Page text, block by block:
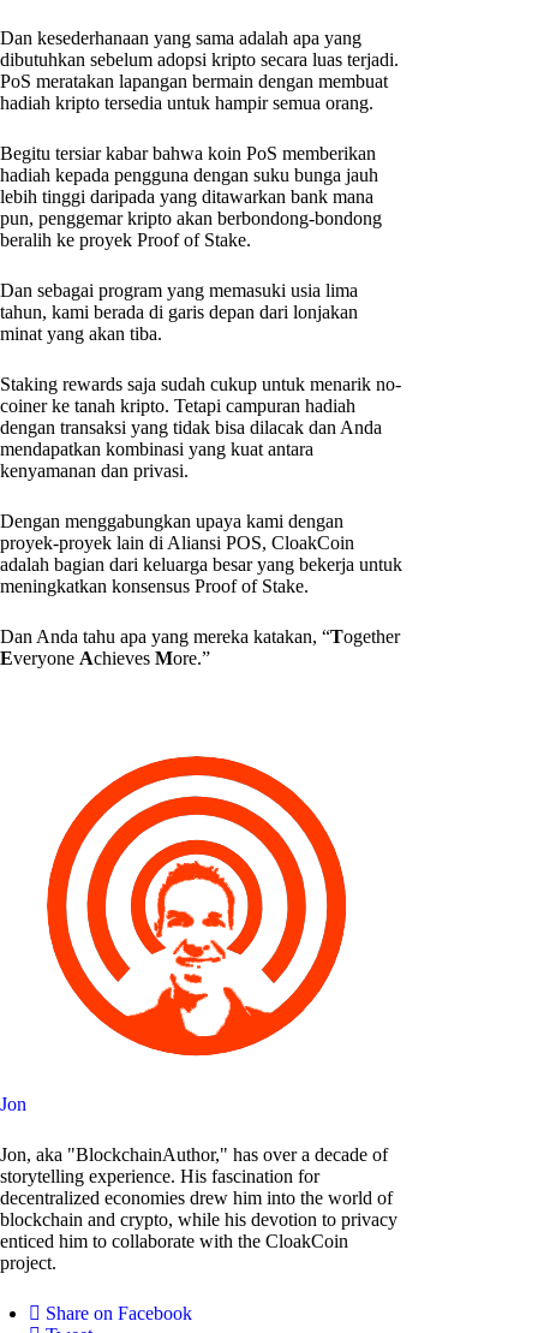
Dan kesederhanaan yang sama adalah apa yang
dibutuhkan sebelum adopsi kripto secara luas terjadi.
PoS meratakan lapangan bermain dengan membuat
hadiah kripto tersedia untuk hampir semua orang.
Begitu tersiar kabar bahwa koin PoS memberikan
hadiah kepada pengguna dengan suku bunga jauh
lebih tinggi daripada yang ditawarkan bank mana
pun, penggemar kripto akan berbondong-bondong
beralih ke proyek Proof of Stake.
Dan sebagai program yang memasuki usia lima
tahun, kami berada di garis depan dari lonjakan
minat yang akan tiba.
Staking rewards saja sudah cukup untuk menarik no-
coiner ke tanah kripto. Tetapi campuran hadiah
dengan transaksi yang tidak bisa dilacak dan Anda
mendapatkan kombinasi yang kuat antara
kenyamanan dan privasi.
Dengan menggabungkan upaya kami dengan
proyek-proyek lain di Aliansi POS, CloakCoin
adalah bagian dari keluarga besar yang bekerja untuk
meningkatkan konsensus Proof of Stake.
Dan Anda tahu apa yang mereka katakan, “Together
Everyone Achieves More.”
Jon
Jon, aka "BlockchainAuthor," has over a decade of
storytelling experience. His fascination for
decentralized economies drew him into the world of
blockchain and crypto, while his devotion to privacy
enticed him to collaborate with the CloakCoin
project.
Share on Facebook